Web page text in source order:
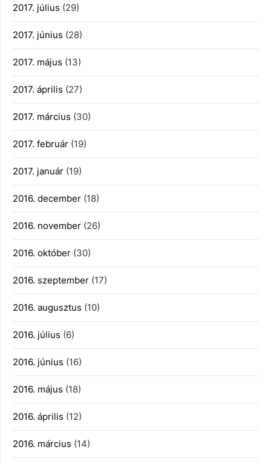
2017. július (29)
2017. június (28)
2017. május (13)
2017. április (27)
2017. március (30)
2017. február (19)
2017. január (19)
2016. december (18)
2016. november (26)
2016. október (30)
2016. szeptember (17)
2016. augusztus (10)
2016. július (6)
2016. június (16)
2016. május (18)
2016. április (12)
2016. március (14)